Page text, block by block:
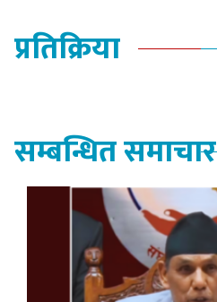
प्रतिक्रिया
सम्बन्धित समाचार